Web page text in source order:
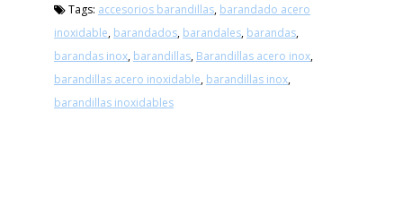
Tags: accesorios barandillas, barandado acero
inoxidable, barandados, barandales, barandas,
barandas inox, barandillas, Barandillas acero inox,
barandillas acero inoxidable, barandillas inox,
barandillas inoxidables